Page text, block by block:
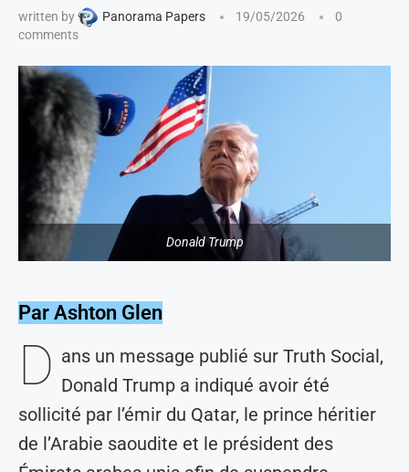
written by Panorama Papers 19/05/2026
0
comments
Donald Trump
Par Ashton Glen
D ans un message publié sur Truth Social,
Donald Trump a indiqué avoir été
sollicité par l’émir du Qatar, le prince héritier
de l’Arabie saoudite et le président des